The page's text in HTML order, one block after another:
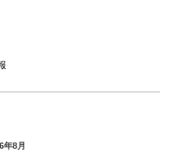
年8月